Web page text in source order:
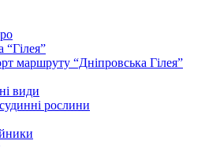
“Гілея”
маршруту “Дніпровська Гілея”
види
рослини